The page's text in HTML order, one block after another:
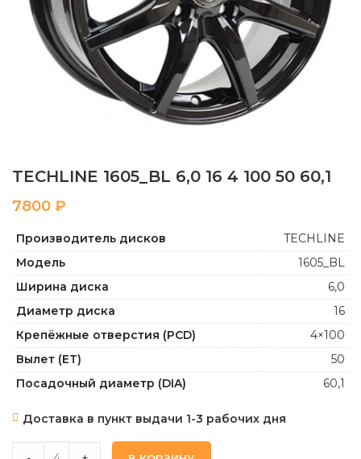
TECHLINE 1605_BL 6,0 16 4 100 50 60,1
₽
Производитель дисков
TECHLINE
Модель
1605_BL
Ширина диска
6,0
Диаметр диска
16
Крепёжные отверстия (PCD)
4×100
Вылет (ET)
50
Посадочный диаметр (DIA)
60,1
Доставка в пункт выдачи 1-3 рабочих дня
TECHLINE 1605_BL 6,0 16 4 100 50 60,1 quantity